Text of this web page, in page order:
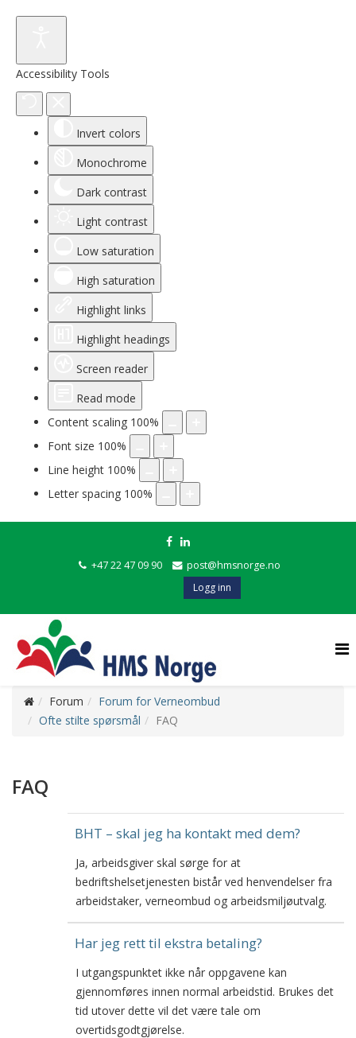
Accessibility Tools
Invert colors
Monochrome
Dark contrast
Light contrast
Low saturation
High saturation
Highlight links
Highlight headings
Screen reader
Read mode
Content scaling 100%
Font size 100%
Line height 100%
Letter spacing 100%
+47 22 47 09 90
post@hmsnorge.no
Logg inn
Forum
Forum for Verneombud
Ofte stilte spørsmål
FAQ
FAQ
BHT – skal jeg ha kontakt med dem?
Ja, arbeidsgiver skal sørge for at
bedriftshelsetjenesten bistår ved henvendelser fra
arbeidstaker, verneombud og arbeidsmiljøutvalg.
Har jeg rett til ekstra betaling?
I utgangspunktet ikke når oppgavene kan
gjennomføres innen normal arbeidstid. Brukes det
tid utover dette vil det være tale om
overtidsgodtgjørelse.